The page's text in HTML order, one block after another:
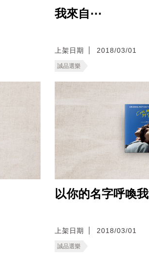
我來自⋯
上架日期 2018/03/01
誠品選樂
以你的名字呼喚我
上架日期 2018/03/01
誠品選樂